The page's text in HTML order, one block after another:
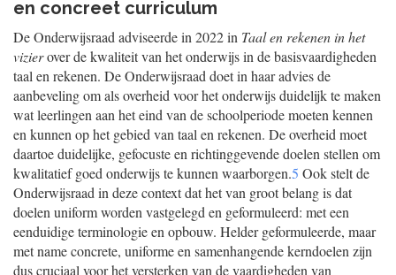
en concreet curriculum
De Onderwijsraad adviseerde in 2022 in Taal en rekenen in het
vizierover de kwaliteit van het onderwijs in de basisvaardigheden
taal en rekenen. De Onderwijsraad doet in haar advies de
aanbeveling om als overheid voor het onderwijs duidelijk te maken
wat leerlingen aan het eind van de schoolperiode moeten kennen
en kunnen op het gebied van taal en rekenen. De overheid moet
daartoe duidelijke, gefocuste en richtinggevende doelen stellen om
kwalitatief goed onderwijs te kunnen waarborgen.5 Ook stelt de
Onderwijsraad in deze context dat het van groot belang is dat
doelen uniform worden vastgelegd en geformuleerd: met een
eenduidige terminologie en opbouw. Helder geformuleerde, maar
met name concrete, uniforme en samenhangende kerndoelen zijn
dus cruciaal voor het versterken van de vaardigheden van